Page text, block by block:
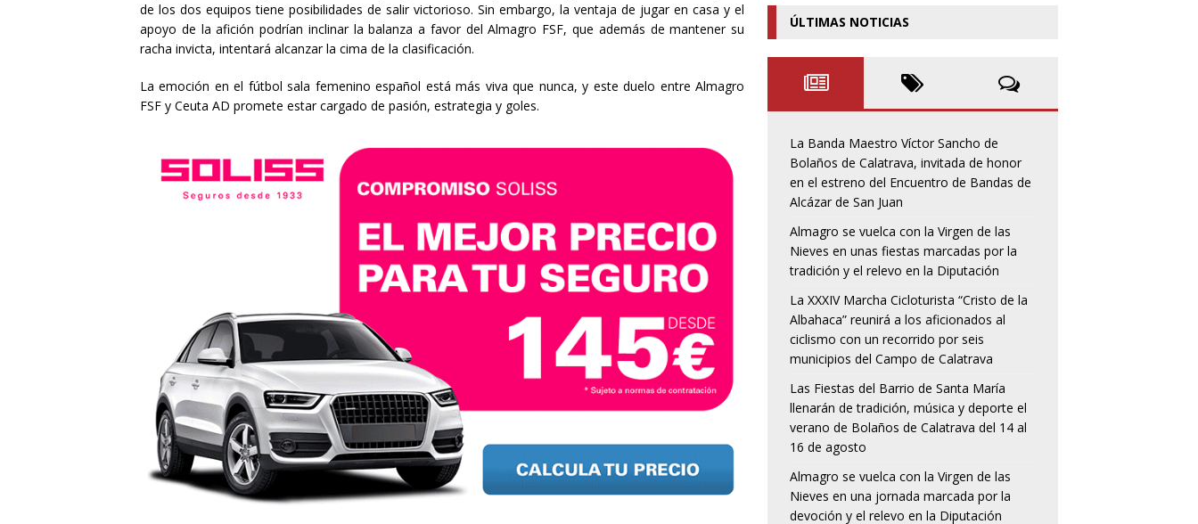
de los dos equipos tiene posibilidades de salir victorioso. Sin embargo, la ventaja de jugar en casa y el
apoyo de la afición podrían inclinar la balanza a favor del Almagro FSF, que además de mantener su
racha invicta, intentará alcanzar la cima de la clasificación.
La emoción en el fútbol sala femenino español está más viva que nunca, y este duelo entre Almagro
FSF y Ceuta AD promete estar cargado de pasión, estrategia y goles.
ÚLTIMAS NOTICIAS
La Banda Maestro Víctor Sancho de
Bolaños de Calatrava, invitada de honor
en el estreno del Encuentro de Bandas de
Alcázar de San Juan
Almagro se vuelca con la Virgen de las
Nieves en unas fiestas marcadas por la
tradición y el relevo en la Diputación
La XXXIV Marcha Cicloturista “Cristo de la
Albahaca” reunirá a los aficionados al
ciclismo con un recorrido por seis
municipios del Campo de Calatrava
Las Fiestas del Barrio de Santa María
llenarán de tradición, música y deporte el
verano de Bolaños de Calatrava del 14 al
16 de agosto
Almagro se vuelca con la Virgen de las
Nieves en una jornada marcada por la
devoción y el relevo en la Diputación